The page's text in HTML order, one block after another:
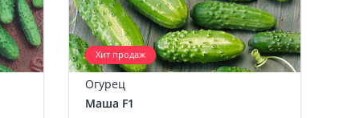
Хит продаж
Огурец
Маша F1